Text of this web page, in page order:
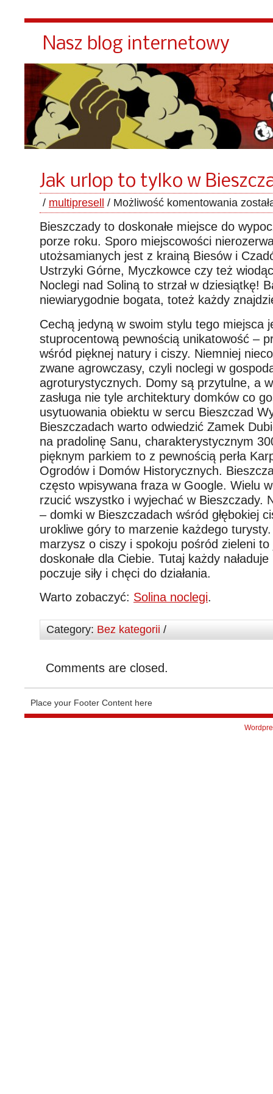
Nasz blog internetowy
Jak urlop to tylko w
/ multipresell / Możliwość komentowania
Bieszczady to doskonałe miejsce do
porze roku. Sporo miejscowości
utożsamianych jest z krainą Biesów i
Ustrzyki Górne, Myczkowce czy też
Noclegi nad Soliną to strzał w dziesiątkę!
niewiarygodnie bogata, toteż każdy
Cechą jedyną w swoim stylu tego miejsca
stuprocentową pewnością unikatowość –
wśród pięknej natury i ciszy. Niemniej
zwane agrowczasy, czyli noclegi w
agroturystycznych. Domy są przytulne, a
zasługa nie tyle architektury domków co
usytuowania obiektu w sercu Bieszczad
Bieszczadach warto odwiedzić Zamek
na pradolinę Sanu, charakterystycznym
pięknym parkiem to z pewnością perła
Ogrodów i Domów Historycznych.
często wpisywana fraza w Google. Wielu
rzucić wszystko i wyjechać w Bieszczady.
– domki w Bieszczadach wśród głębokiej
urokliwe góry to marzenie każdego
marzysz o ciszy i spokoju pośród zieleni
doskonałe dla Ciebie. Tutaj każdy
poczuje siły i chęci do działania.
Warto zobaczyć: Solina noclegi.
Category: Bez kategorii /
Comments are closed.
Place your Footer Content here